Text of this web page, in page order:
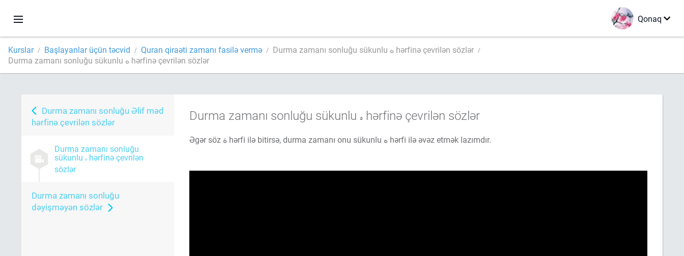
Qonaq
Kurslar Başlayanlar üçün təcvid Quran qiraəti zamanı fasilə vermə
Durma zamanı sonluğu sükunlu ه hərfinə çevrilən sözlər
Durma zamanı sonluğu sükunlu ه hərfinə çevrilən sözlər
Durma zamanı sonluğu Əlif məd
hərfinə çevrilən sözlər
Durma zamanı sonluğu
sükunlu
hərfinə çevrilən
sözlər
Durma zamanı sonluğu
dəyişməyən sözlər
Durma zamanı sonluğu sükunlu hərfinə çevrilən sözlər
Əgər söz ة hərfi ilə bitirsə, durma zamanı onu sükunlu ه hərfi ilə əvəz etmək lazımdır.